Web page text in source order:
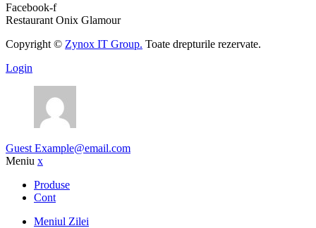
Facebook-f
Restaurant Onix Glamour
Copyright © Zynox IT Group. Toate drepturile rezervate.
Login
Guest Example@email.com
Meniu x
Produse
Cont
Meniul Zilei